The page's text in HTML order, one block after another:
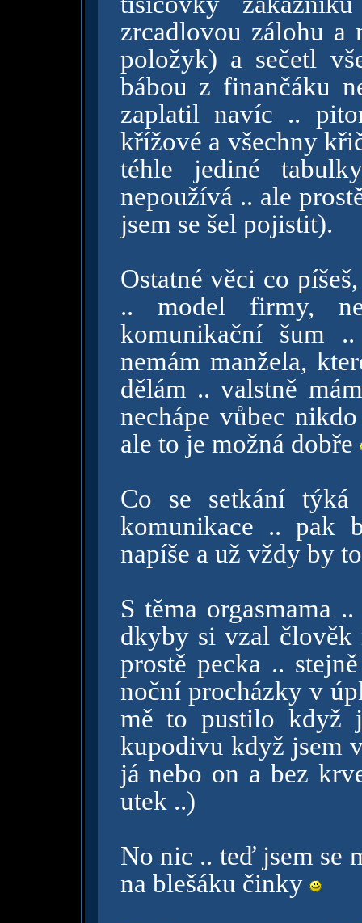
zrcadlovou zálohu a
položyk) a sečetl
bábou z finančáku
zaplatil navíc ..
křížové a všechny
téhle jediné
nepoužívá .. ale
jsem se šel pojistit).
Ostatné věci co
.. model firmy,
komunikační šum
nemám manžela,
dělám .. valstně
nechápe vůbec
ale to je možná dobře
Co se setkání
komunikace .. pak
napíše a už vždy by
S těma orgasmama
dkyby si vzal člověk
prostě pecka ..
noční procházky v
mě to pustilo když
kupodivu když jsem
já nebo on a bez
utek ..)
No nic .. teď jsem se
na blešáku činky